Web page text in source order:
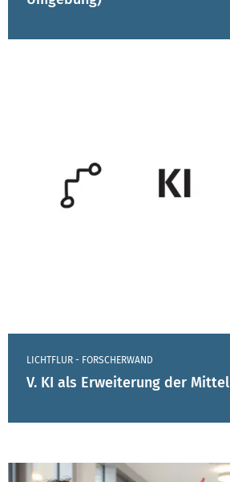
LICHTFLUR - FORSCHERWAND
V. KI als Erweiterung der Mittel